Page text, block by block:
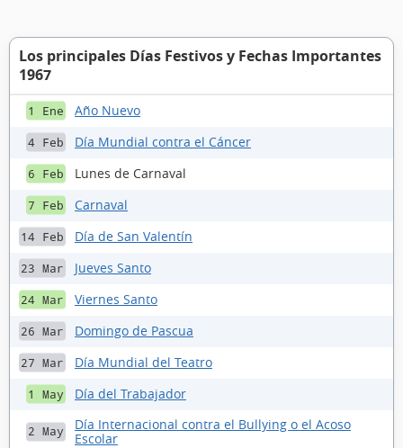
Los principales Días Festivos y Fechas Importantes
1967
1 Ene Año Nuevo
4 Feb Día Mundial contra el Cáncer
6 Feb Lunes de Carnaval
7 Feb Carnaval
14 Feb Día de San Valentín
23 Mar Jueves Santo
24 Mar Viernes Santo
26 Mar Domingo de Pascua
27 Mar Día Mundial del Teatro
1 May Día del Trabajador
2 May
Día Internacional contra el Bullying o el Acoso
Escolar